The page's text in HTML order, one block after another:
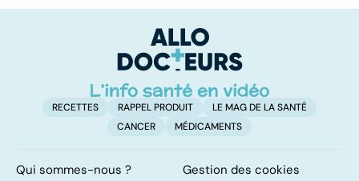
d'angine ?
RECETTES RAPPEL PRODUIT
LE MAG DE LA SANTÉ
CANCER
MÉDICAMENTS
Qui sommes-nous ?
Gestion des cookies